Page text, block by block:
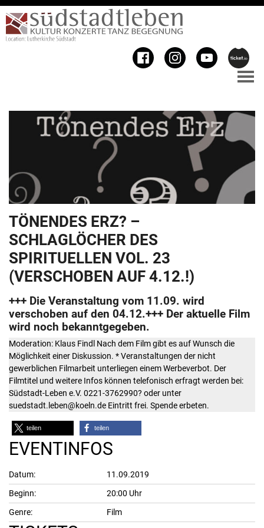
TÖNENDES ERZ? –
SCHLAGLÖCHER DES
SPIRITUELLEN VOL. 23
(VERSCHOBEN AUF 4.12.!)
+++ Die Veranstaltung vom 11.09. wird
verschoben auf den 04.12.+++ Der aktuelle Film
wird noch bekanntgegeben.
Moderation: Klaus Findl Nach dem Film gibt es auf Wunsch die
Möglichkeit einer Diskussion. * Veranstaltungen der nicht
gewerblichen Filmarbeit unterliegen einem Werbeverbot. Der
Filmtitel und weitere Infos können telefonisch erfragt werden bei:
Südstadt-Leben e.V. 0221-3762990? oder unter
suedstadt.leben@koeln.de Eintritt frei. Spende erbeten.
teilen teilen
EVENTINFOS
Datum:
11.09.2019
Beginn:
20:00 Uhr
Genre:
Film